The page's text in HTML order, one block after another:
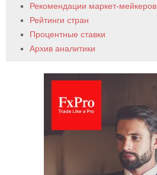
Рекомендации маркет-мейкеров
Рейтинги стран
Процентные ставки
Архив аналитики